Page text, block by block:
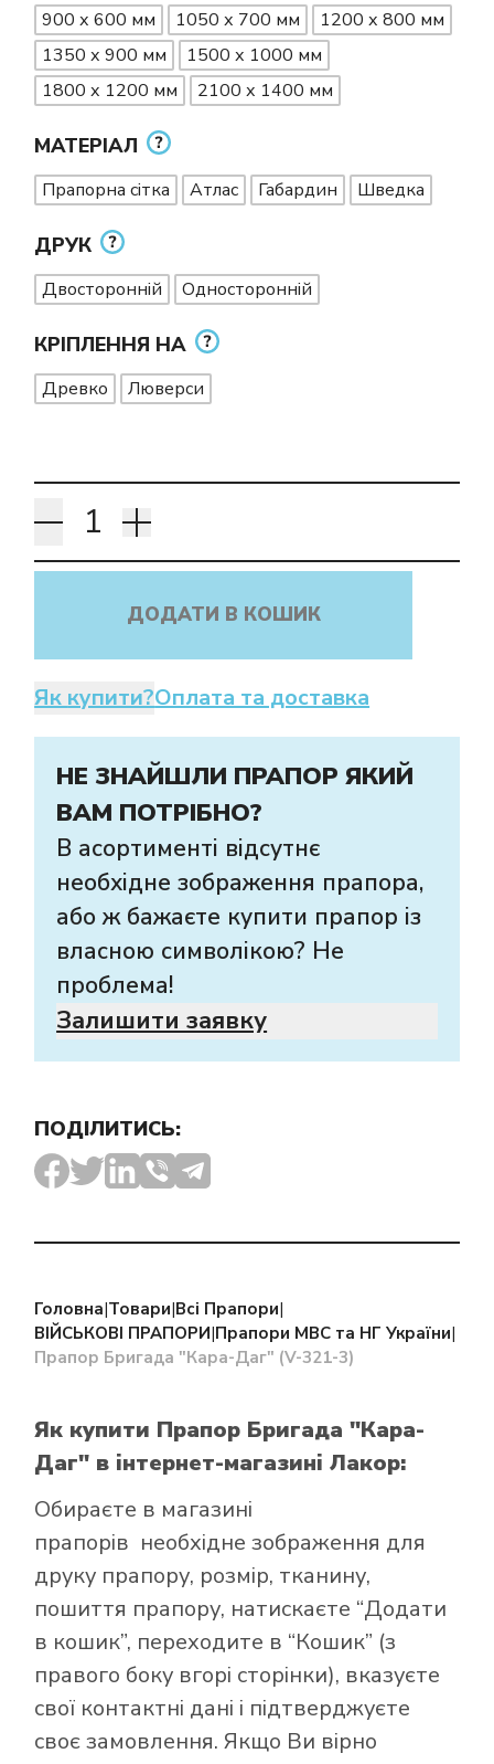
900 х 600 мм 1050 х 700 мм
1200 х 800 мм
1350 х 900 мм
1500 х 1000 мм
1800 х 1200 мм
2100 х 1400 мм
МАТЕРІАЛ
Прапорна сітка Атлас Габардин Шведка
ДРУК
Двосторонній Односторонній
КРІПЛЕННЯ НА
Древко Люверси
ДОДАТИ В КОШИК
Як купити?Оплата та доставка
НЕ ЗНАЙШЛИ ПРАПОР ЯКИЙ
ВАМ ПОТРІБНО?
В асортименті відсутнє
необхідне зображення прапора,
або ж бажаєте купити прапор із
власною символікою? Не
проблема!
Залишити заявку
ПОДІЛИТИСЬ:
Головна|Товари|Всі Прапори|
ВІЙСЬКОВІ ПРАПОРИ|Прапори МВС та НГ України|
Прапор Бригада "Кара-Даг" (V-321-3)
Як купити Прапор Бригада "Кара-
Даг" в інтернет-магазині Лакор:
Обираєте в магазині
прапорів необхідне зображення для
друку прапору, розмір, тканину,
пошиття прапору, натискаєте “Додати
в кошик”, переходите в “Кошик” (з
правого боку вгорі сторінки), вказуєте
свої контактні дані і підтверджуєте
своє замовлення. Якщо Ви вірно